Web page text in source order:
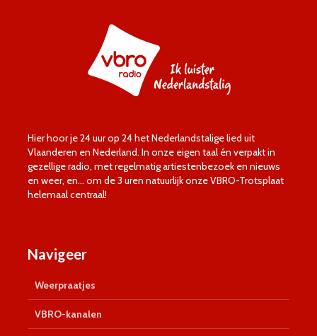
Hier hoor je 24 uur op 24 het Nederlandstalige lied uit
Vlaanderen en Nederland. In onze eigen taal én verpakt in
gezellige radio, met regelmatig artiestenbezoek en nieuws
en weer, en… om de 3 uren natuurlijk onze VBRO-Trotsplaat
helemaal centraal!
Navigeer
Weerpraatjes
VBRO-kanalen